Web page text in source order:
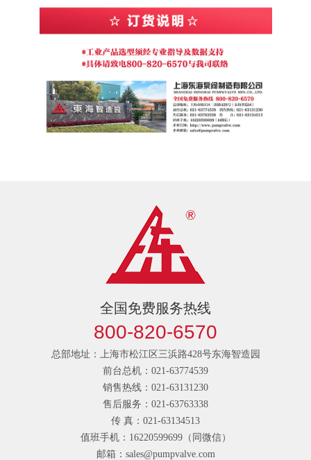
全国免费服务热线
800-820-6570
总部地址：上海市松江区三浜路428号东海智造园
前台总机：021-63774539
销售热线：021-63131230
售后服务：021-63763338
传 真：021-63134513
值班手机：16220599699（同微信）
邮箱：sales@pumpvalve.com